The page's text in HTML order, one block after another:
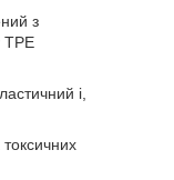
з
TPE
і,